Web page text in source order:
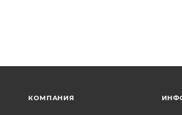
КОМПАНИЯ